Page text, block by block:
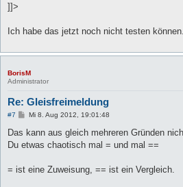
]]>
Ich habe das jetzt noch nicht testen
BorisM
Administrator
Re: Gleisfreimeldung
#7
B
i
r
Mi 8. Aug 2012, 19:01:48
Das kann aus gleich mehreren Gründen
Du etwas chaotisch mal = und mal ==
= ist eine Zuweisung, == ist ein Vergleich.